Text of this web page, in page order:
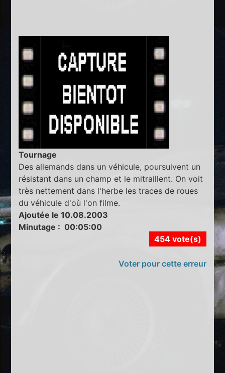
Tournage
Des allemands dans un véhicule, poursuivent un
résistant dans un champ et le mitraillent. On voit
très nettement dans l'herbe les traces de roues
du véhicule d'où l'on filme.
Ajoutée le 10.08.2003
Minutage : 00:05:00
454 vote(s)
Voter pour cette erreur